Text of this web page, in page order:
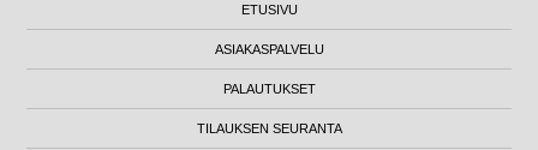
ETUSIVU
ASIAKASPALVELU
PALAUTUKSET
TILAUKSEN SEURANTA